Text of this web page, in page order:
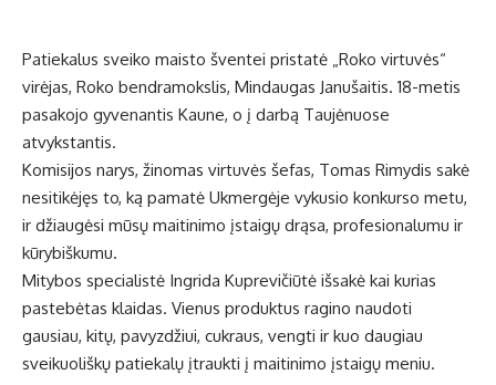
Patiekalus sveiko maisto šventei pristatė „Roko virtuvės“
virėjas, Roko bendramokslis, Mindaugas Janušaitis. 18-metis
pasakojo gyvenantis Kaune, o į darbą Taujėnuose
atvykstantis.
Komisijos narys, žinomas virtuvės šefas, Tomas Rimydis sakė
nesitikėjęs to, ką pamatė Ukmergėje vykusio konkurso metu,
ir džiaugėsi mūsų maitinimo įstaigų drąsa, profesionalumu ir
kūrybiškumu.
Mitybos specialistė Ingrida Kuprevičiūtė išsakė kai kurias
pastebėtas klaidas. Vienus produktus ragino naudoti
gausiau, kitų, pavyzdžiui, cukraus, vengti ir kuo daugiau
sveikuoliškų patiekalų įtraukti į maitinimo įstaigų meniu.